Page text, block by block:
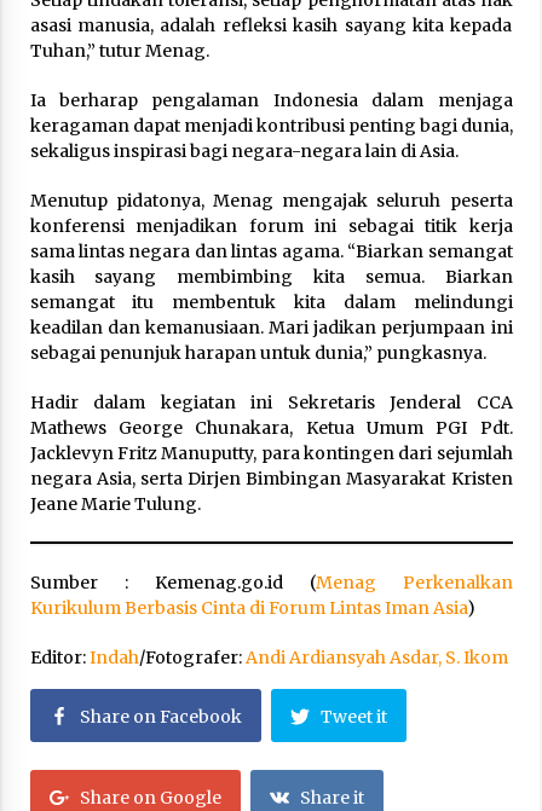
asasi manusia, adalah refleksi kasih sayang kita kepada
Tuhan,” tutur Menag.
Ia berharap pengalaman Indonesia dalam menjaga
keragaman dapat menjadi kontribusi penting bagi dunia,
sekaligus inspirasi bagi negara-negara lain di Asia.
Menutup pidatonya, Menag mengajak seluruh peserta
konferensi menjadikan forum ini sebagai titik kerja
sama lintas negara dan lintas agama. “Biarkan semangat
kasih sayang membimbing kita semua. Biarkan
semangat itu membentuk kita dalam melindungi
keadilan dan kemanusiaan. Mari jadikan perjumpaan ini
sebagai penunjuk harapan untuk dunia,” pungkasnya.
Hadir dalam kegiatan ini Sekretaris Jenderal CCA
Mathews George Chunakara, Ketua Umum PGI Pdt.
Jacklevyn Fritz Manuputty, para kontingen dari sejumlah
negara Asia, serta Dirjen Bimbingan Masyarakat Kristen
Jeane Marie Tulung.
Sumber : Kemenag.go.id (Menag Perkenalkan
Kurikulum Berbasis Cinta di Forum Lintas Iman Asia)
Editor:Indah/Fotografer:Andi Ardiansyah Asdar, S. Ikom
Share on Facebook Tweet it
Share on Google Share it